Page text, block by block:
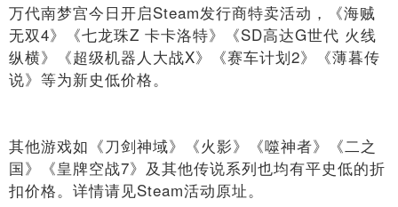
万代南梦宫今日开启Steam发行商特卖活动，《海贼
无双4》《七龙珠Z 卡卡洛特》《SD高达G世代 火线
纵横》《超级机器人大战X》《赛车计划2》《薄暮传
说》等为新史低价格。
其他游戏如《刀剑神域》《火影》《噬神者》《二之
国》《皇牌空战7》及其他传说系列也均有平史低的折
扣价格。详情请见Steam活动原址。